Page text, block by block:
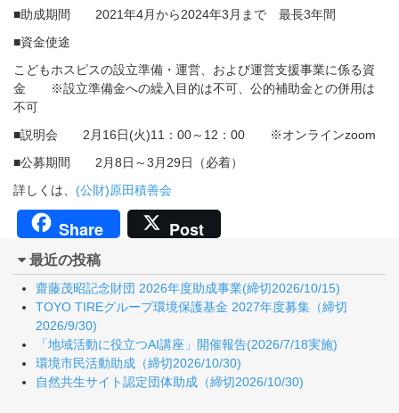
■助成期間 2021年4月から2024年3月まで 最長3年間
■資金使途
こどもホスピスの設立準備・運営、および運営支援事業に係る資
金 ※設立準備金への繰入目的は不可、公的補助金との併用は
不可
■説明会 2月16日(火)11：00～12：00 ※オンラインzoom
■公募期間 2月8日～3月29日（必着）
詳しくは、 (公財)原田積善会
Share Post
最近の投稿
齋藤茂昭記念財団 2026年度助成事業(締切2026/10/15)
TOYO TIREグループ環境保護基金 2027年度募集（締切
2026/9/30)
「地域活動に役立つAI講座」開催報告(2026/7/18実施)
環境市民活動助成（締切2026/10/30)
自然共生サイト認定団体助成（締切2026/10/30)